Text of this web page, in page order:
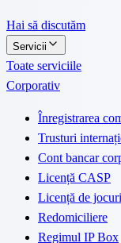
Hai să discutăm
Servicii
Toate serviciile
Corporativ
Înregistrarea
Trusturi
Cont bancar
Licență CASP
Licență de
Redomiciliere
Regimul IP Box